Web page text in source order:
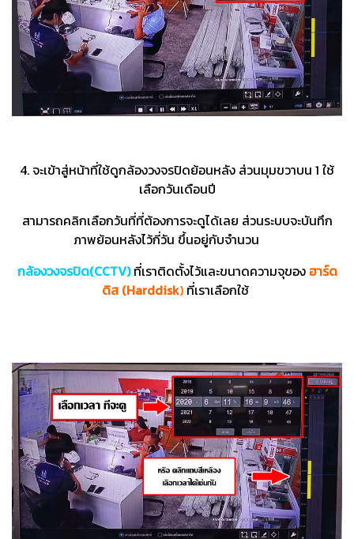
4. จะเข้าสู่หน้าที่ใช้ดูกล้องวงจรปิดย้อนหลัง ส่วนมุมขวาบน 1 ใช้
เลือกวันเดือนปี
สามารถคลิกเลือกวันที่ที่ต้องการจะดูได้เลย ส่วนระบบจะบันทึก
ภาพย้อนหลังไว้กี่วัน ขึ้นอยู่กับจำนวน
กล้องวงจรปิด(CCTV)ที่เราติดตั้งไว้และขนาดความจุของ ฮาร์ด
ดิส (Harddisk) ที่เราเลือกใช้